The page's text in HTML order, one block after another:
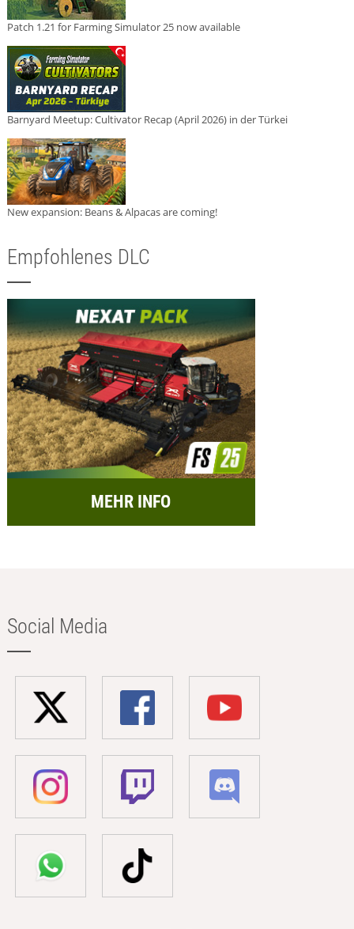
Patch 1.21 for Farming Simulator 25 now available
Barnyard Meetup: Cultivator Recap (April 2026) in der Türkei
New expansion: Beans & Alpacas are coming!
Empfohlenes DLC
MEHR INFO
Social Media